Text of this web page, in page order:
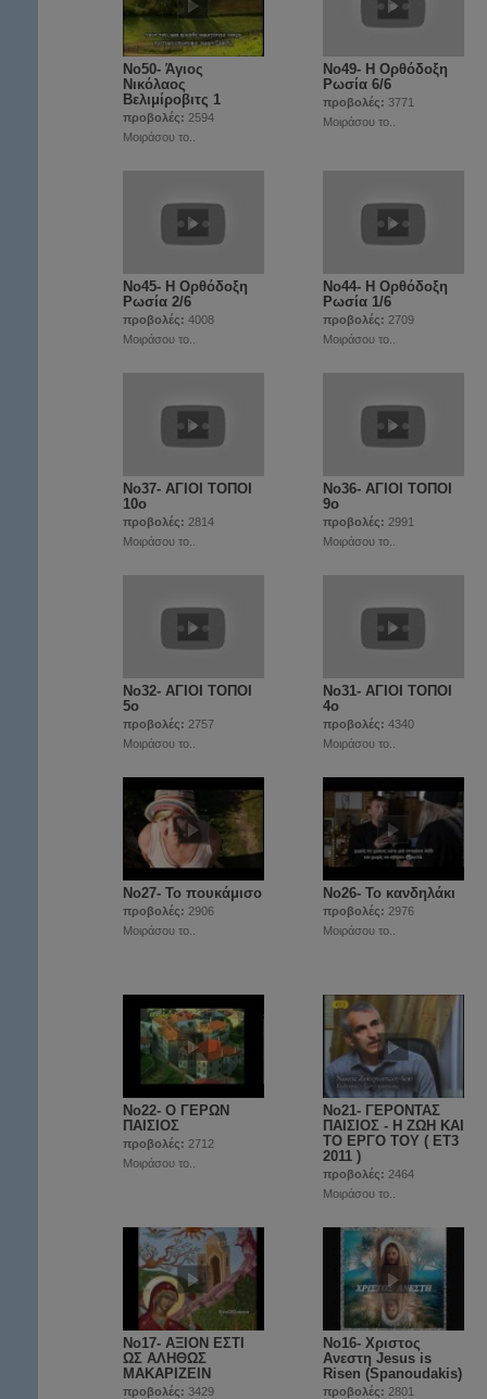
Νο50- Άγιος
Νικόλαος
Βελιμίροβιτς 1
προβολές: 2594
Μοιράσου το..
Νο49- Η Ορθόδοξη
Ρωσία 6/6
προβολές: 3771
Μοιράσου το..
Νο45- Η Ορθόδοξη
Ρωσία 2/6
προβολές: 4008
Μοιράσου το..
Νο44- Η Ορθόδοξη
Ρωσία 1/6
προβολές: 2709
Μοιράσου το..
Νο37- ΑΓΙΟΙ ΤΟΠΟΙ
10ο
προβολές: 2814
Μοιράσου το..
Νο36- ΑΓΙΟΙ ΤΟΠΟΙ
9ο
προβολές: 2991
Μοιράσου το..
Νο32- ΑΓΙΟΙ ΤΟΠΟΙ
5ο
προβολές: 2757
Μοιράσου το..
Νο31- ΑΓΙΟΙ ΤΟΠΟΙ
4ο
προβολές: 4340
Μοιράσου το..
Νο27- Το πουκάμισο
προβολές: 2906
Μοιράσου το..
Νο26- Το κανδηλάκι
προβολές: 2976
Μοιράσου το..
Νο22- O ΓΕΡΩΝ
ΠΑΙΣΙΟΣ
προβολές: 2712
Μοιράσου το..
Νο21- ΓΕΡΟΝΤΑΣ
ΠΑΙΣΙΟΣ - Η ΖΩΗ ΚΑΙ
ΤΟ ΕΡΓΟ ΤΟΥ ( ET3
2011 )
προβολές: 2464
Μοιράσου το..
Νο17- ΑΞΙΟΝ ΕΣΤΙ
ΩΣ ΑΛΗΘΩΣ
ΜΑΚΑΡΙΖΕΙΝ
προβολές: 3429
Νο16- Χριστος
Ανεστη Jesus is
Risen (Spanoudakis)
προβολές: 2801